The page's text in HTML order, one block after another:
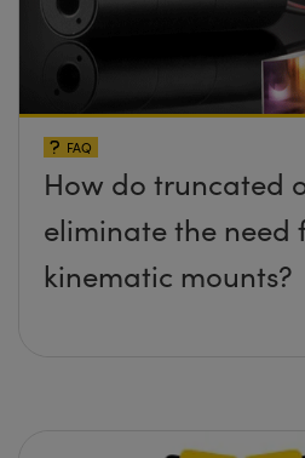
FAQ
How do truncated
eliminate the need
kinematic mounts?